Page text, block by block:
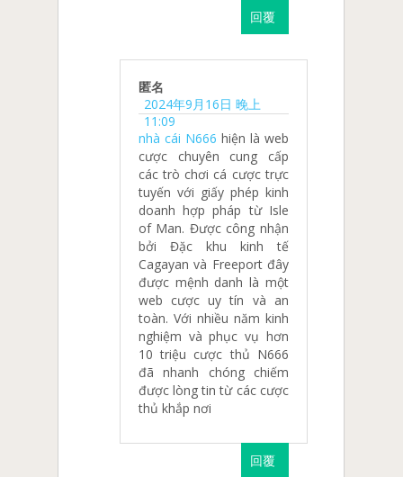
回覆
匿名
2024年9月16日 晚上
11:09
nhà cái N666 hiện là web
cược chuyên cung cấp
các trò chơi cá cược trực
tuyến với giấy phép kinh
doanh hợp pháp từ Isle
of Man. Được công nhận
bởi Đặc khu kinh tế
Cagayan và Freeport đây
được mệnh danh là một
web cược uy tín và an
toàn. Với nhiều năm kinh
nghiệm và phục vụ hơn
10 triệu cược thủ N666
đã nhanh chóng chiếm
được lòng tin từ các cược
thủ khắp nơi
回覆